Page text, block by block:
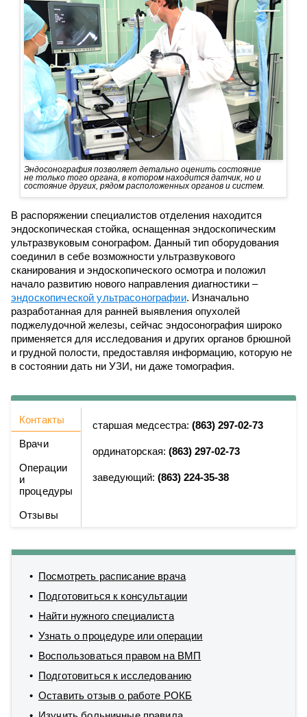
Эндосонография позволяет детально оценить состояние
не только того органа, в котором находится датчик, но и
состояние других, рядом расположенных органов и систем.
В распоряжении специалистов отделения находится
эндоскопическая стойка, оснащенная эндоскопическим
ультразвуковым сонографом. Данный тип оборудования
соединил в себе возможности ультразвукового
сканирования и эндоскопического осмотра и положил
начало развитию нового направления диагностики –
эндоскопической ультрасонографии. Изначально
разработанная для ранней выявления опухолей
поджелудочной железы, сейчас эндосонография широко
применяется для исследования и других органов брюшной
и грудной полости, предоставляя информацию, которую не
в состоянии дать ни УЗИ, ни даже томография.
Контакты
Врачи
Операции
и
процедуры
Отзывы
старшая медсестра:(863) 297-02-73
ординаторская:(863) 297-02-73
заведующий:(863) 224-35-38
Посмотреть расписание врача
Подготовиться к консультации
Найти нужного специалиста
Узнать о процедуре или операции
Воспользоваться правом на ВМП
Подготовиться к исследованию
Оставить отзыв о работе РОКБ